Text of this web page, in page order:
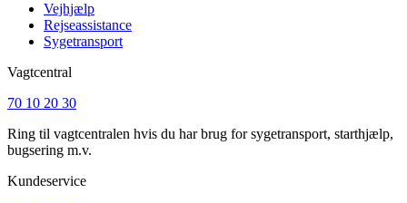
Vejhjælp
Rejseassistance
Sygetransport
Vagtcentral
70 10 20 30
Ring til vagtcentralen hvis du har brug for sygetransport, starthjælp,
bugsering m.v.
Kundeservice